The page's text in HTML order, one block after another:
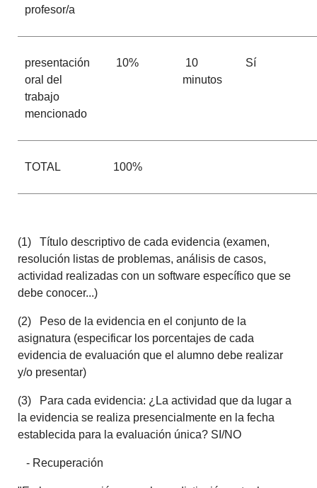
profesor/a
presentación
oral del
trabajo
mencionado
10%
10
minutos
Sí
TOTAL 100%
(1) Título descriptivo de cada evidencia (examen,
resolución listas de problemas, análisis de casos,
actividad realizadas con un software específico que se
debe conocer...)
(2) Peso de la evidencia en el conjunto de la
asignatura (especificar los porcentajes de cada
evidencia de evaluación que el alumno debe realizar
y/o presentar)
(3) Para cada evidencia: ¿La actividad que da lugar a
la evidencia se realiza presencialmente en la fecha
establecida para la evaluación única? SI/NO
- Recuperación